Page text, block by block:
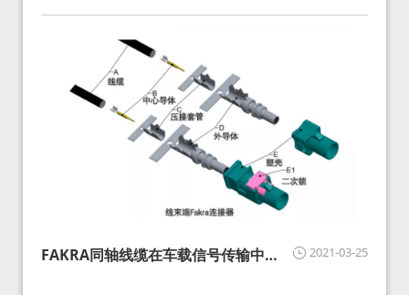
Rosenberger）缩写。起初为BMW需求用于车载收音机天线连
接，如今FAKRA已成为汽车行业通用标准的射频连接器，被业
2021-03-25
FAKRA同轴线缆在车载信号传输中的